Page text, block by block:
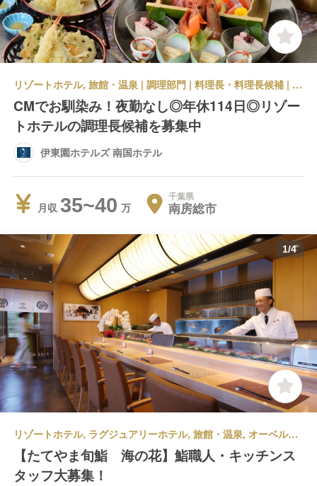
リゾートホテル, 旅館・温泉 | 調理部門 | 料理長・料理長候補 | 伊東園ホテルズ 南国ホテル
CMでお馴染み！夜勤なし◎年休114日◎リゾー
トホテルの調理長候補を募集中
伊東園ホテルズ 南国ホテル
月収 35~40 千葉県
南房総市
1/4
リゾートホテル, ラグジュアリーホテル, 旅館・温泉, オーベルジュ | 調理部門 | 寿司・鮨 | 寿司職人 | はなしぶきリゾート 海の花【たてやま旬鮨】
【たてやま旬鮨 海の花】鮨職人・キッチンス
タッフ大募集！